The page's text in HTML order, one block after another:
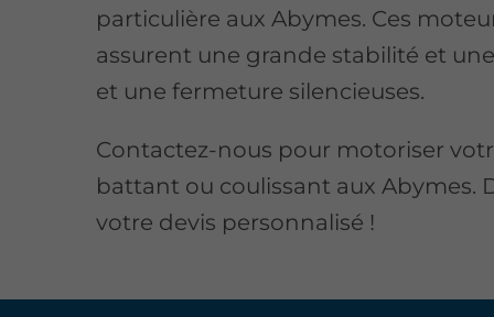
particulière aux Abymes. Ces
assurent une grande stabilité et
et une fermeture silencieuses.
Contactez-nous pour motoriser
battant ou coulissant aux Abymes.
votre devis personnalisé !